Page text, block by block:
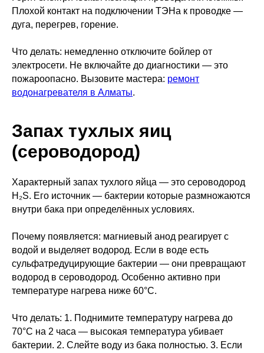
Плохой контакт на подключении ТЭНа к проводке —
дуга, перегрев, горение.
Что делать: немедленно отключите бойлер от
электросети. Не включайте до диагностики — это
пожароопасно. Вызовите мастера: ремонт
водонагревателя в Алматы.
Запах тухлых яиц
(сероводород)
Характерный запах тухлого яйца — это сероводород
H₂S. Его источник — бактерии которые размножаются
внутри бака при определённых условиях.
Почему появляется: магниевый анод реагирует с
водой и выделяет водород. Если в воде есть
сульфатредуцирующие бактерии — они превращают
водород в сероводород. Особенно активно при
температуре нагрева ниже 60°С.
Что делать: 1. Поднимите температуру нагрева до
70°С на 2 часа — высокая температура убивает
бактерии. 2. Слейте воду из бака полностью. 3. Если